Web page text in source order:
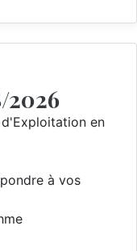
2026
en
à vos